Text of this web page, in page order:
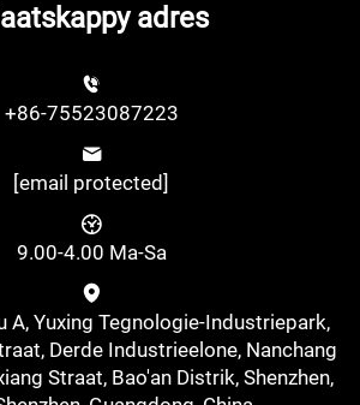
adres
+86-75523087223
[email protected]
9.00-4.00 Ma-Sa
A, Yuxing Tegnologie-Industriepark,
Derde Industrieelone, Nanchang
Straat, Bao'an Distrik, Shenzhen,